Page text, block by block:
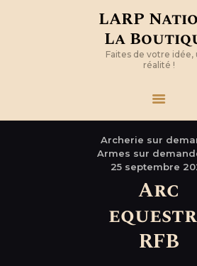
LARP
La
Faites de votre idée,
réalité !
Archerie sur
Armes sur
25 septembre
Arc
RFB